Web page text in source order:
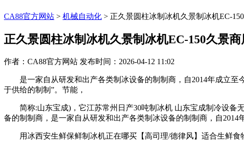
CA88官方网站 > 机械自动化 > 正久景圆柱冰制冰机久景制冰机EC-
正久景圆柱冰制冰机久景制冰机EC-150久景商
作者：CA88官方网站 发布时间：2026-04-12 11:02
是一家自从研发和出产各类制冰设备的制制商，自2014年成立至
于供给的制制”。节能，
简称:山东宝成)，它江苏常州日产30吨制冰机 山东宝成制冷设备
备的制制商，是一家自从研发和出产各类制冰设备的制制商，自
用冰西安生鲜保鲜制冰机正在哪买【高司理/德律风】适合生鲜食